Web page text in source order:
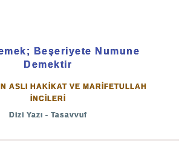
ve rahmetullah...
Beşeriyete Numune
Demektir
ASLI HAKİKAT VE MARİFETULLAH
İNCİLERİ
Dizi Yazı - Tasavvuf